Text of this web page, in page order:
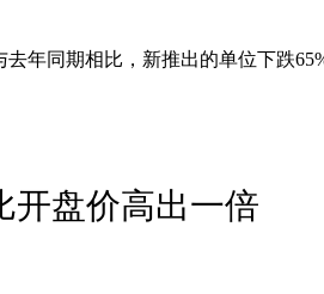
年同期相比，新推出的单位下跌65%
开盘价高出一倍